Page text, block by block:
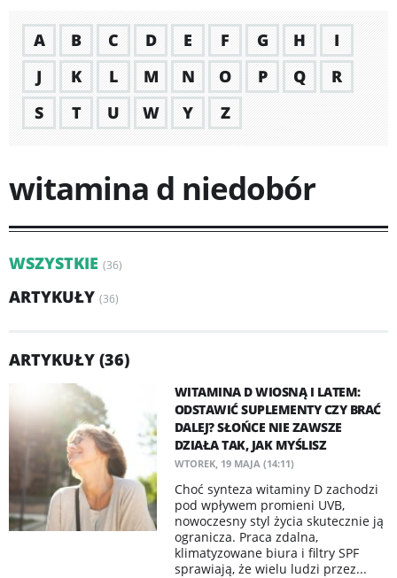
A B C D E F G H
I
J
K L M N O P Q
R
S
T U W Y Z
witamina d niedobór
WSZYSTKIE (36)
ARTYKUŁY (36)
ARTYKUŁY (36)
WITAMINA D WIOSNĄ I LATEM:
ODSTAWIĆ SUPLEMENTY CZY BRAĆ
DALEJ? SŁOŃCE NIE ZAWSZE
DZIAŁA TAK, JAK MYŚLISZ
WTOREK, 19 MAJA (14:11)
Choć synteza witaminy D zachodzi
pod wpływem promieni UVB,
nowoczesny styl życia skutecznie ją
ogranicza. Praca zdalna,
klimatyzowane biura i filtry SPF
sprawiają, że wielu ludzi przez...